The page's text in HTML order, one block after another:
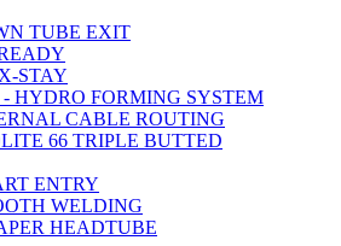
TUBE EXIT
STAY
- HYDRO FORMING SYSTEM
CABLE ROUTING
66 TRIPLE BUTTED
ENTRY
WELDING
HEADTUBE